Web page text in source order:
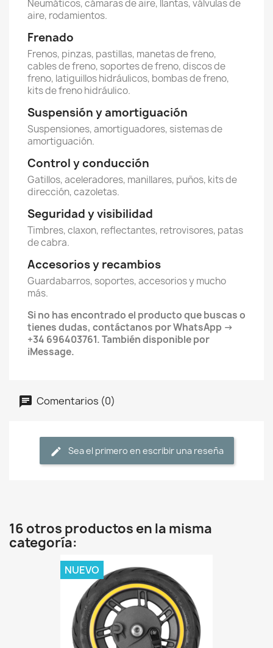
Neumáticos, cámaras de aire, llantas, válvulas de
aire, rodamientos.
Frenado
Frenos, pinzas, pastillas, manetas de freno,
cables de freno, soportes de freno, discos de
freno, latiguillos hidráulicos, bombas de freno,
kits de freno hidráulico.
Suspensión y amortiguación
Suspensiones, amortiguadores, sistemas de
amortiguación.
Control y conducción
Gatillos, aceleradores, manillares, puños, kits de
dirección, cazoletas.
Seguridad y visibilidad
Timbres, claxon, reflectantes, retrovisores, patas
de cabra.
Accesorios y recambios
Guardabarros, soportes, accesorios y mucho
más.
Si no has encontrado el producto que buscas o
tienes dudas, contáctanos por WhatsApp ->
+34 696403761. También disponible por
iMessage.
Comentarios (0)
Sea el primero en escribir una reseña
16 otros productos en la misma
categoría:
NUEVO